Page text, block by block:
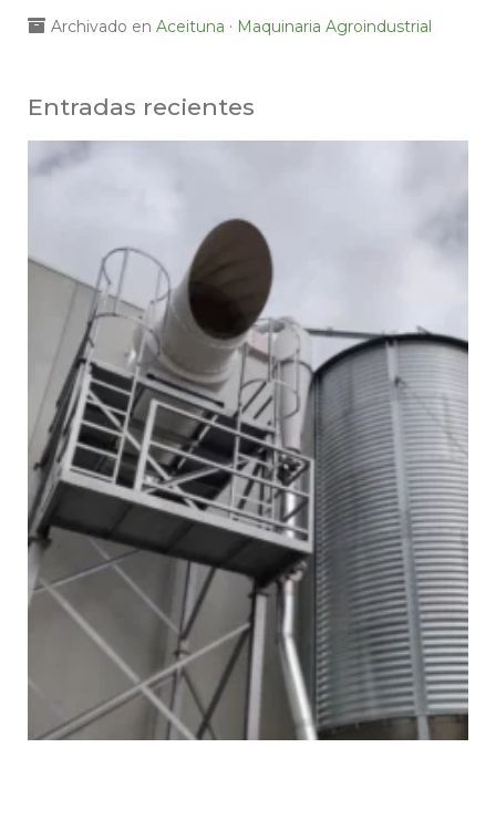
Archivado en Aceituna · Maquinaria Agroindustrial
Entradas recientes